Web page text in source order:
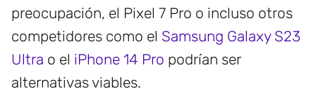
preocupación, el Pixel 7 Pro o incluso otros
competidores como el Samsung Galaxy S23
Ultra o el iPhone 14 Pro podrían ser
alternativas viables.